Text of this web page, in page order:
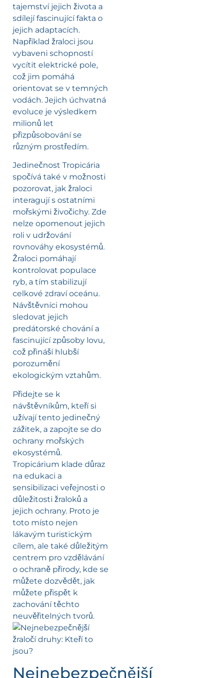
tajemství jejich života a
sdílejí fascinující fakta o
jejich adaptacích.
Například žraloci jsou
vybaveni schopností
vycítit elektrické pole,
což jim pomáhá
orientovat se v temných
vodách. Jejich úchvatná
evoluce je výsledkem
milionů let
přizpůsobování se
různým prostředím.
Jedinečnost Tropicária
spočívá také v možnosti
pozorovat, jak žraloci
interagují s ostatními
mořskými živočichy. Zde
nelze opomenout jejich
roli v udržování
rovnováhy ekosystémů.
Žraloci pomáhají
kontrolovat populace
ryb, a tím stabilizují
celkové zdraví oceánu.
Návštěvníci mohou
sledovat jejich
predátorské chování a
fascinující způsoby lovu,
což přináší hlubší
porozumění
ekologickým vztahům.
Přidejte se k
návštěvníkům, kteří si
užívají tento jedinečný
zážitek, a zapojte se do
ochrany mořských
ekosystémů.
Tropicárium klade důraz
na edukaci a
sensibilizaci veřejnosti o
důležitosti žraloků a
jejich ochrany. Proto je
toto místo nejen
lákavým turistickým
cílem, ale také důležitým
centrem pro vzdělávání
o ochraně přírody, kde se
můžete dozvědět, jak
můžete přispět k
zachování těchto
neuvěřitelných tvorů.
Nejnebezpečnější